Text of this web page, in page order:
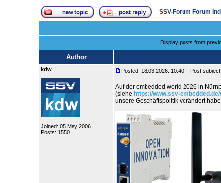
SSV-Forum Forum
Display posts from
Author
kdw
Joined: 05 May 2006
Posts: 1550
Posted: 18.03.2026, 10:40 Post
Auf der embedded world 2026 in
(siehe https://www.ssv-
unsere Geschäftspolitik verändert